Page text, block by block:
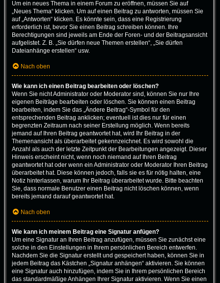
Um ein neues Thema in einem Forum zu eröffnen, müssen Sie auf
„Neues Thema“ klicken. Um auf einen Beitrag zu antworten, müssen Sie
auf „Antworten“ klicken. Es könnte sein, dass eine Registrierung
erforderlich ist, bevor Sie einen Beitrag schreiben können. Ihre
Berechtigungen sind jeweils am Ende der Foren- und der Beitragsansicht
aufgelistet. Z. B. „Sie dürfen neue Themen erstellen“, „Sie dürfen
Dateianhänge erstellen“ usw.
Nach oben
Wie kann ich einen Beitrag bearbeiten oder löschen?
Wenn Sie nicht Administrator oder Moderator sind, können Sie nur Ihre
eigenen Beiträge bearbeiten oder löschen. Sie können einen Beitrag
bearbeiten, indem Sie das „Ändere Beitrag“-Symbol für den
entsprechenden Beitrag anklicken; eventuell ist dies nur für einen
begrenzten Zeitraum nach seiner Erstellung möglich. Wenn bereits
jemand auf Ihren Beitrag geantwortet hat, wird Ihr Beitrag in der
Themenansicht als überarbeitet gekennzeichnet. Es wird sowohl die
Anzahl als auch der letzte Zeitpunkt der Bearbeitungen angezeigt. Dieser
Hinweis erscheint nicht, wenn noch niemand auf Ihren Beitrag
geantwortet hat oder wenn ein Administrator oder Moderator Ihren Beitrag
überarbeitet hat. Diese können jedoch, falls sie es für nötig halten, eine
Notiz hinterlassen, warum Ihr Beitrag überarbeitet wurde. Bitte beachten
Sie, dass normale Benutzer einen Beitrag nicht löschen können, wenn
bereits jemand darauf geantwortet hat.
Nach oben
Wie kann ich meinem Beitrag eine Signatur anfügen?
Um eine Signatur an Ihren Beitrag anzufügen, müssen Sie zunächst eine
solche in den Einstellungen in Ihrem persönlichen Bereich entwerfen.
Nachdem Sie die Signatur erstellt und gespeichert haben, können Sie in
jedem Beitrag das Kästchen „Signatur anhängen“ aktivieren. Sie können
eine Signatur auch hinzufügen, indem Sie in Ihrem persönlichen Bereich
das standardmäßige Anhängen Ihrer Signatur aktivieren. Wenn Sie einen